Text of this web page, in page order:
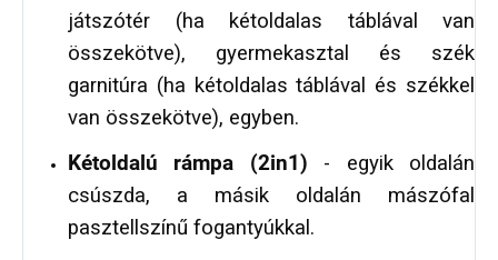
játszótér (ha kétoldalas táblával van
összekötve), gyermekasztal és szék
garnitúra (ha kétoldalas táblával és székkel
van összekötve), egyben.
Kétoldalú rámpa (2in1) - egyik oldalán
csúszda, a másik oldalán mászófal
pasztellszínű fogantyúkkal.